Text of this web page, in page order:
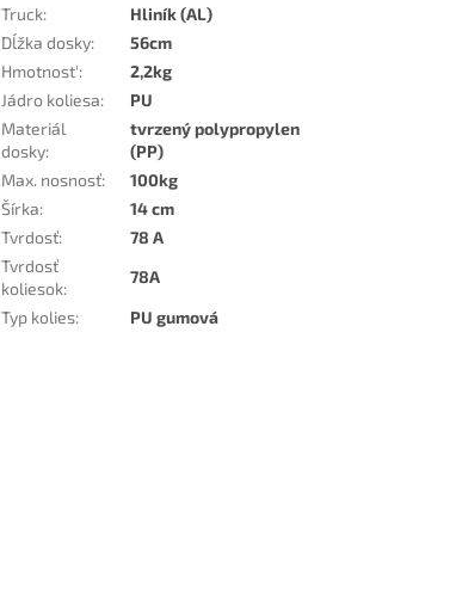
Truck:
Hliník (AL)
Dĺžka dosky:
56cm
Hmotnost':
2,2kg
Jádro koliesa:
PU
Materiál
dosky:
tvrzený polypropylen
(PP)
Max. nosnosť:
100kg
Šírka:
14 cm
Tvrdosť:
78 A
Tvrdosť
koliesok:
78A
Typ kolies: PU gumová